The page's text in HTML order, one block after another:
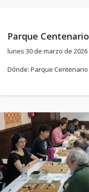
Parque Centenario
lunes 30 de marzo de 2026
Dónde: Parque Centenario